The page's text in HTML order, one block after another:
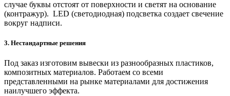
случае буквы отстоят от поверхности и светят на основание
(контражур). LED (светодиодная) подсветка создает свечение
вокруг надписи.
3. Нестандартные решения
Под заказ изготовим вывески из разнообразных пластиков,
композитных материалов. Работаем со всеми
представленными на рынке материалами для достижения
наилучшего эффекта.